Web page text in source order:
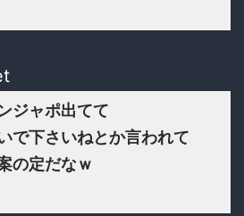
ジャポ出てて
で下さいねとか言われて
の定だなｗ